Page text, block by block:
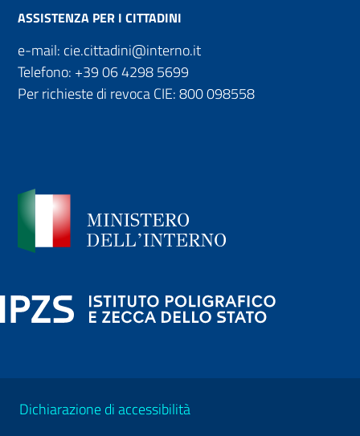
ASSISTENZA PER I CITTADINI
e-mail: cie.cittadini@interno.it
Telefono: +39 06 4298 5699
Per richieste di revoca CIE:800 098558
Dichiarazione di accessibilità